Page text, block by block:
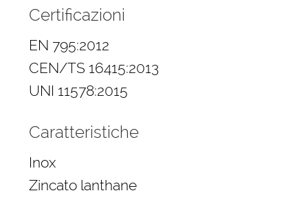
Certificazioni
EN 795:2012
CEN/TS 16415:2013
UNI 11578:2015
Caratteristiche
Inox
Zincato lanthane